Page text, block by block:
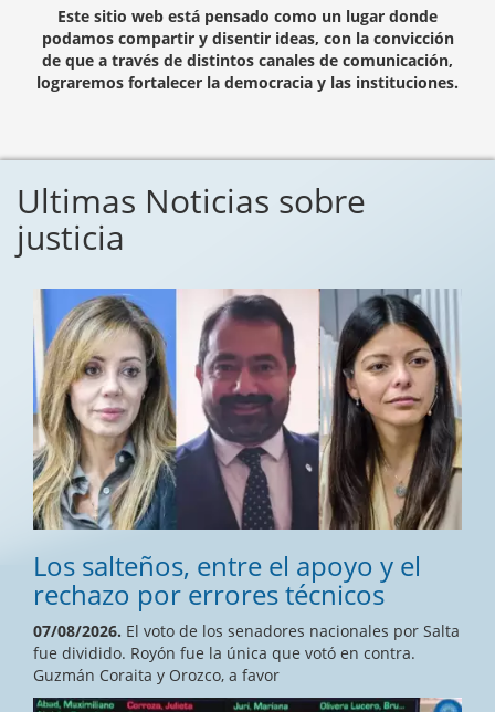
Este sitio web está pensado como un lugar donde
podamos compartir y disentir ideas, con la convicción
de que a través de distintos canales de comunicación,
lograremos fortalecer la democracia y las instituciones.
Ultimas Noticias sobre
justicia
Los salteños, entre el apoyo y el
rechazo por errores técnicos
07/08/2026. El voto de los senadores nacionales por Salta
fue dividido. Royón fue la única que votó en contra.
Guzmán Coraita y Orozco, a favor